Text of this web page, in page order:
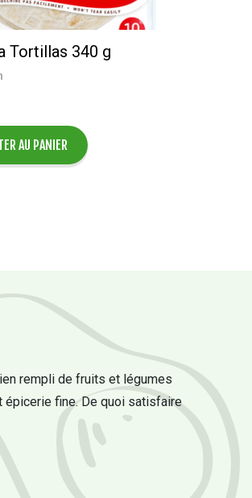
Tortillas 340 g
AU PANIER
rempli de fruits et légumes
épicerie fine. De quoi satisfaire